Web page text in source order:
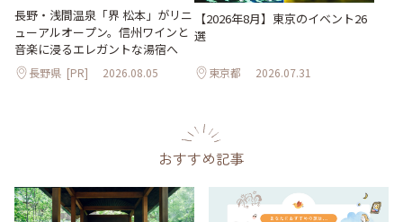
長野・浅間温泉「界 松本」がリニ
ューアルオープン。信州ワインと
音楽に浸るエレガントな湯宿へ
長野県 [PR] 2026.08.05
【2026年8月】東京のイベント26
選
東京都 2026.07.31
おすすめ記事